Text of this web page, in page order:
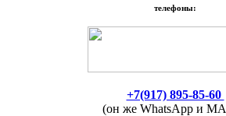
телефоны:
+7(917) 895-85-60
(он же WhatsApp и